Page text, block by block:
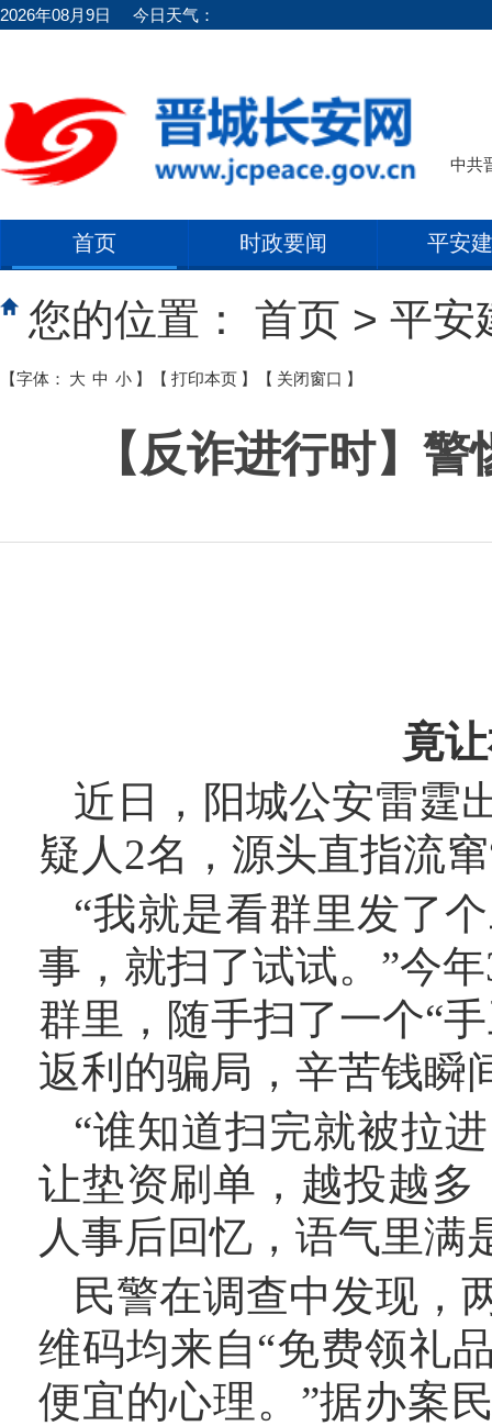
2026年08月9日 今日天气：
中共
首页 时政要闻 平安
您的位置： 首页 > 平安
【字体： 大 中 小 】 【 打印本页 】 【 关闭窗口 】
【反诈进行时】
竟
近日， 阳城公安雷霆
疑人2名， 源头直指流窜
“我就是看群里发了
事，就扫了试试。”今
群里，随手扫了一个“
返利的骗局，辛苦钱瞬
“谁知道扫完就被拉
让垫资刷单，越投越
人事后回忆，语气里满
民警在调查中发现，
维码均来自“免费领礼
便宜的心理。”据办案